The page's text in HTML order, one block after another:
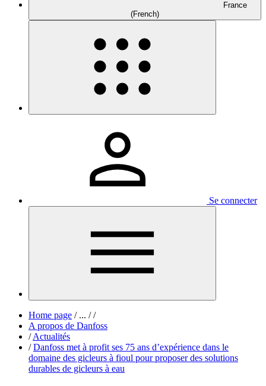
France
(French)
Se connecter
Home page /... / /
A propos de Danfoss
/ Actualités
/ Danfoss met à profit ses 75 ans d’expérience dans le
domaine des gicleurs à fioul pour proposer des solutions
durables de gicleurs à eau